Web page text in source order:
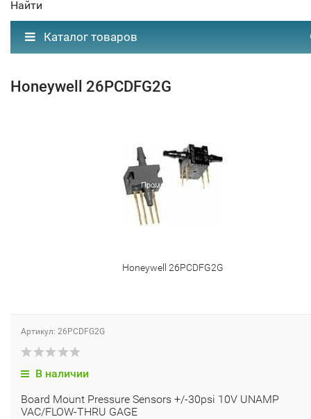
Найти
Каталог товаров
Honeywell 26PCDFG2G
Honeywell 26PCDFG2G
Артикул: 26PCDFG2G
В наличии
Board Mount Pressure Sensors +/-30psi 10V UNAMP
VAC/FLOW-THRU GAGE